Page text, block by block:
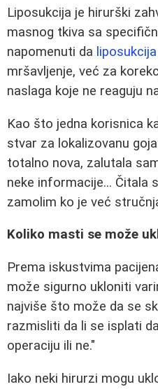
Liposukcija je hirurški
masnog tkiva sa
napomenuti da liposukcija
mršavljenje, već za
naslaga koje ne reaguju
Kao što jedna korisnica
stvar za lokalizovanu
totalno nova, zalutala
neke informacije... Čitala
zamolim ko je već
Koliko masti se može
Prema iskustvima
može sigurno ukloniti
najviše što može da se
razmisliti da li se isplati
operaciju ili ne."
Iako neki hirurzi mogu